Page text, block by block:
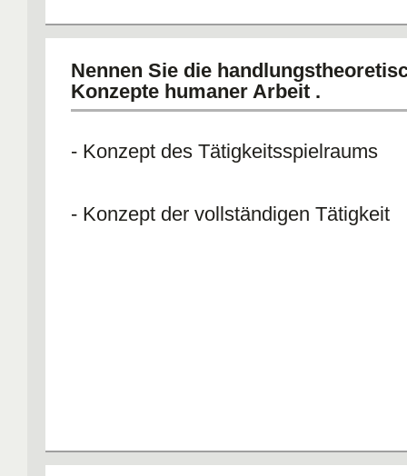
Nennen Sie die
Konzepte humaner Arbeit .
- Konzept des Tätigkeitsspielraums
- Konzept der vollständigen Tätigkeit